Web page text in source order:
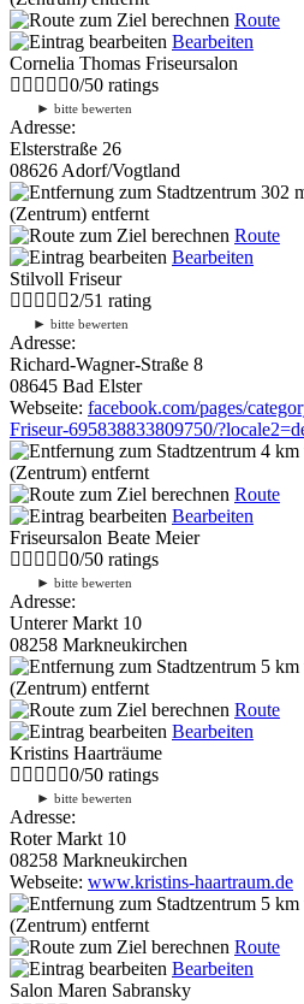
Route
Bearbeiten
Cornelia Thomas Friseursalon
0/50 ratings
► bitte bewerten
Adresse:
Elsterstraße 26
08626 Adorf/Vogtland
302
(Zentrum) entfernt
Route
Bearbeiten
Stilvoll Friseur
2/51 rating
► bitte bewerten
Adresse:
Richard-Wagner-Straße 8
08645 Bad Elster
Webseite: facebook.com/pages/
Friseur-695838833809750/
4 km
(Zentrum) entfernt
Route
Bearbeiten
Friseursalon Beate Meier
0/50 ratings
► bitte bewerten
Adresse:
Unterer Markt 10
08258 Markneukirchen
5 km
(Zentrum) entfernt
Route
Bearbeiten
Kristins Haarträume
0/50 ratings
► bitte bewerten
Adresse:
Roter Markt 10
08258 Markneukirchen
Webseite: www.kristins-haartraum.de
5 km
(Zentrum) entfernt
Route
Bearbeiten
Salon Maren Sabransky